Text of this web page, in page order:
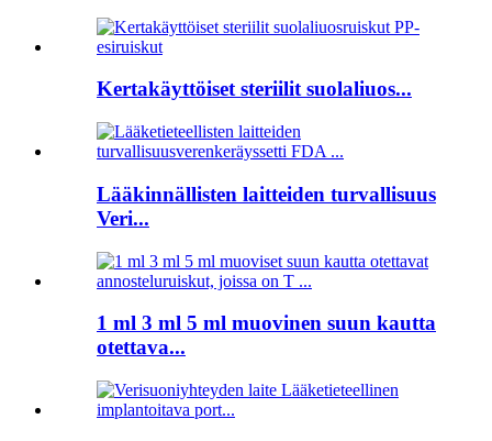
Kertakäyttöiset steriilit suolaliuos...
Lääkinnällisten laitteiden turvallisuus
Veri...
1 ml 3 ml 5 ml muovinen suun kautta
otettava...